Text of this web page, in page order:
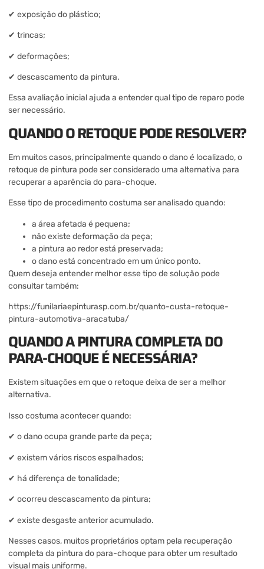
✔ exposição do plástico;
✔ trincas;
✔ deformações;
✔ descascamento da pintura.
Essa avaliação inicial ajuda a entender qual tipo de reparo pode
ser necessário.
QUANDO O RETOQUE PODE RESOLVER?
Em muitos casos, principalmente quando o dano é localizado, o
retoque de pintura pode ser considerado uma alternativa para
recuperar a aparência do para-choque.
Esse tipo de procedimento costuma ser analisado quando:
a área afetada é pequena;
não existe deformação da peça;
a pintura ao redor está preservada;
o dano está concentrado em um único ponto.
Quem deseja entender melhor esse tipo de solução pode
consultar também:
https://funilariaepinturasp.com.br/quanto-custa-retoque-
pintura-automotiva-aracatuba/
QUANDO A PINTURA COMPLETA DO
PARA-CHOQUE É NECESSÁRIA?
Existem situações em que o retoque deixa de ser a melhor
alternativa.
Isso costuma acontecer quando:
✔ o dano ocupa grande parte da peça;
✔ existem vários riscos espalhados;
✔ há diferença de tonalidade;
✔ ocorreu descascamento da pintura;
✔ existe desgaste anterior acumulado.
Nesses casos, muitos proprietários optam pela recuperação
completa da pintura do para-choque para obter um resultado
visual mais uniforme.